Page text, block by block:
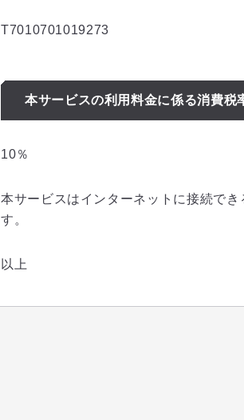
T7010701019273
本サービスの利用料金に係る消費税
10％
本サービスはインターネットに接続で
す。
以上